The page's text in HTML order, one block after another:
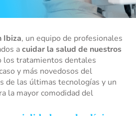
Ibiza, un equipo de profesionales
acuidar la salud de nuestros
los tratamientos dentales
y más novedosos del
de las últimas tecnologías y un
la mayor comodidad del